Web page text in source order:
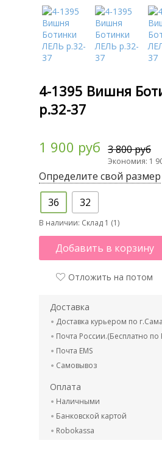
4-1395 Вишня
р.32-37
1 900 руб 3 800 руб
Экономия: 1
Определите свой размер
36
32
В наличии: Склад 1 (1)
Добавить в корзину
Отложить на потом
Доставка
Доставка курьером по
Почта России.(Бесплатно
Почта EMS
Самовывоз
Оплата
Наличными
Банковской картой
Robokassa